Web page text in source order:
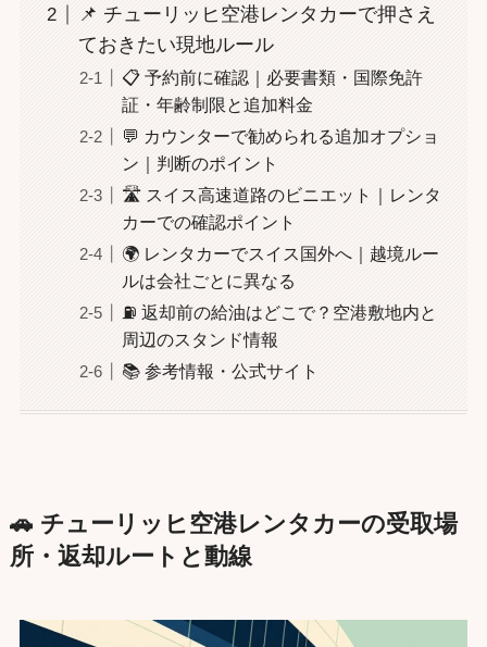
📌 チューリッヒ空港レンタカーで押さえ
ておきたい現地ルール
📋 予約前に確認｜必要書類・国際免許
証・年齢制限と追加料金
💬 カウンターで勧められる追加オプショ
ン｜判断のポイント
🛣️ スイス高速道路のビニエット｜レンタ
カーでの確認ポイント
🌍 レンタカーでスイス国外へ｜越境ルー
ルは会社ごとに異なる
⛽ 返却前の給油はどこで？空港敷地内と
周辺のスタンド情報
📚 参考情報・公式サイト
🚗 チューリッヒ空港レンタカーの受取場
所・返却ルートと動線